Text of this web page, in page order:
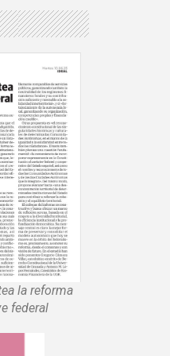
la reforma
federal